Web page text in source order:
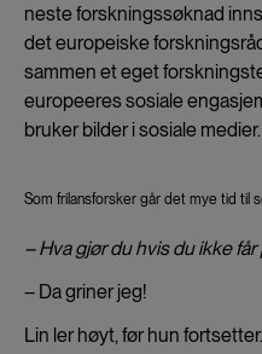
neste forskningssøknad
det europeiske
sammen et eget
europeeres sosiale
bruker bilder i sosiale medier.
Som frilansforsker går det mye tid til
– Hva gjør du hvis du ikke
– Da griner jeg!
Lin ler høyt, før hun fortsetter.